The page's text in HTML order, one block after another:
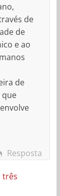
de
de
e ao
de
que
Resposta
três